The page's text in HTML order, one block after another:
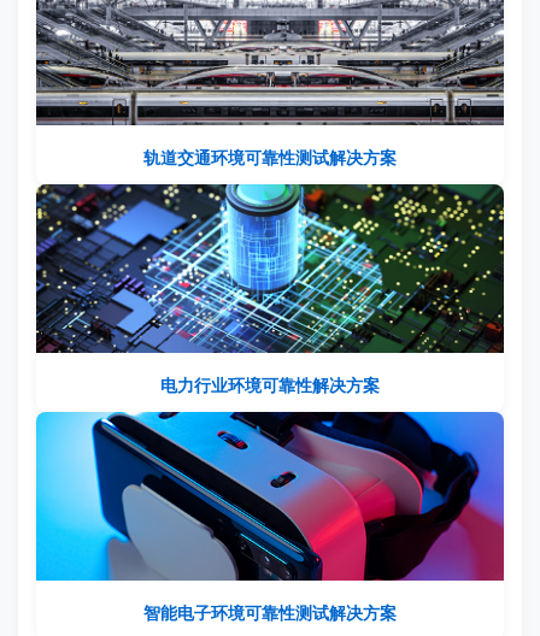
轨道交通环境可靠性测试解决方案
电力行业环境可靠性解决方案
智能电子环境可靠性测试解决方案